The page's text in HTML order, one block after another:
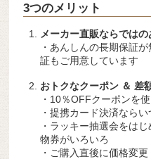
3つのメリット
メーカー直販ならでは
・あんしんの長期保証
証もご用意しています
おトクなクーポン ＆ 差
・10％OFFクーポンを
・提携カード決済なら
・ラッキー抽選会をは
物券がいろいろ
・ご購入直後に価格変